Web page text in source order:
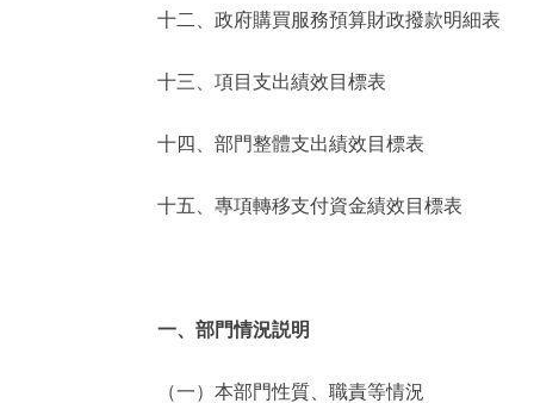
十二、政府購買服務預算財政撥款明細表
十三、項目支出績效目標表
十四、部門整體支出績效目標表
十五、專項轉移支付資金績效目標表
一、部門情況説明
（一）本部門性質、職責等情況